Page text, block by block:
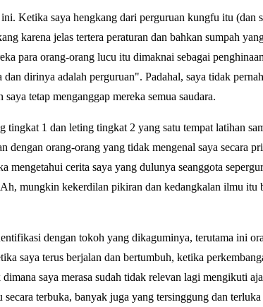
Ketika saya hengkang dari perguruan kungfu itu (dan
karena jelas tertera peraturan dan bahkan sumpah
para orang-orang lucu itu dimaknai sebagai
dirinya adalah perguruan". Padahal, saya tidak
tetap menganggap mereka semua saudara.
tingkat 1 dan leting tingkat 2 yang satu tempat latihan
dengan orang-orang yang tidak mengenal saya secara
mengetahui cerita saya yang dulunya seanggota
Ah, mungkin kekerdilan pikiran dan kedangkalan ilmu itu
dengan tokoh yang dikaguminya, terutama ini
saya terus berjalan dan bertumbuh, ketika
saya merasa sudah tidak relevan lagi mengikuti
terbuka, banyak juga yang tersinggung dan